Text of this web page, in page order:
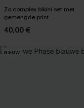
Zo complex bikini set met
gemengde print
40,00 €
NIEUW